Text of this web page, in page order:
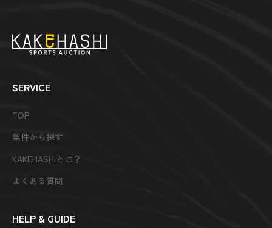
SERVICE
TOP
条件から探す
KAKEHASHIとは？
よくある質問
HELP & GUIDE